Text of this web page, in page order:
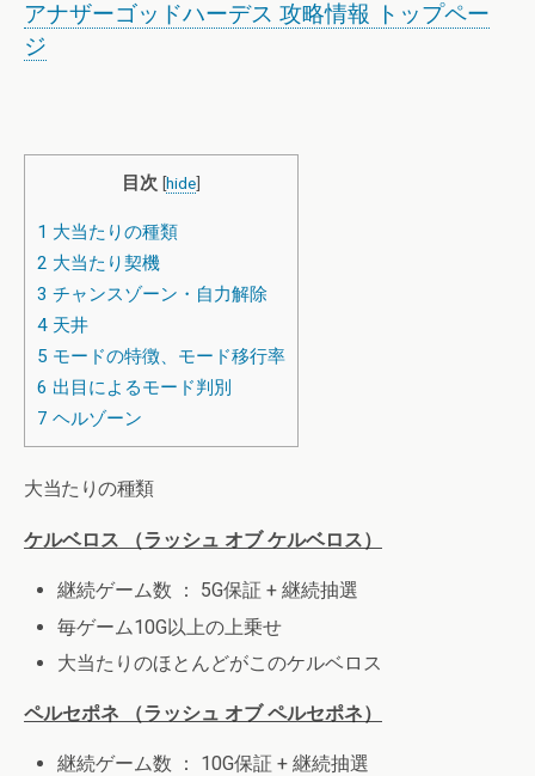
アナザーゴッドハーデス 攻略情報 トップペー
ジ
目次 [hide]
1 大当たりの種類
2 大当たり契機
3 チャンスゾーン・自力解除
4 天井
5 モードの特徴、モード移行率
6 出目によるモード判別
7 ヘルゾーン
大当たりの種類
ケルベロス （ラッシュ オブ ケルベロス）
継続ゲーム数 ： 5G保証 + 継続抽選
毎ゲーム10G以上の上乗せ
大当たりのほとんどがこのケルベロス
ペルセポネ （ラッシュ オブ ペルセポネ）
継続ゲーム数 ： 10G保証 + 継続抽選